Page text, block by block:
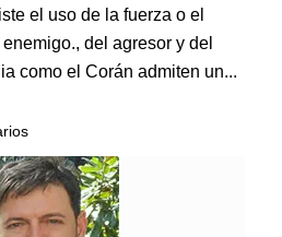
el uso de la fuerza o el
del agresor y del
como el Corán admiten un...